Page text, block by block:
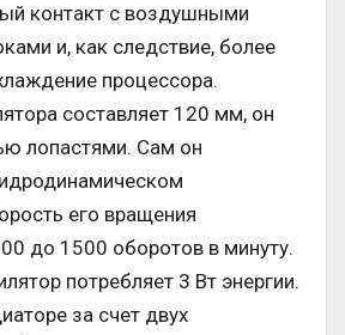
контакт с воздушными
и, как следствие, более
процессора.
составляет 120 мм, он
лопастями. Сам он
его вращения
до 1500 оборотов в минуту.
потребляет 3 Вт энергии.
за счет двух